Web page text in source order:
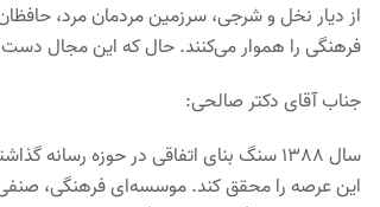
از دیار نخل و شرجی، سرزمین مردمان مرد،
فرهنگی را هموار می‌کنند. حال که این مجال
جناب آقای دکتر صالحی:
سال 1388 سنگ بنای اتفاقی در حوزه
این عرصه را محقق کند. موسسه‌ای فرهنگی،